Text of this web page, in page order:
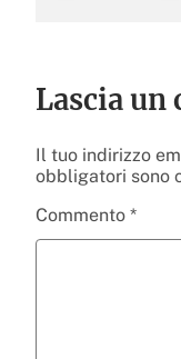
Lascia un
Il tuo indirizzo
obbligatori sono
Commento *